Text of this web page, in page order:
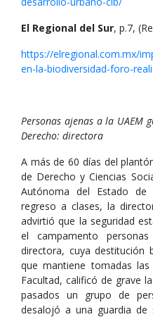
El Regional del Sur, p.7,
https://elregional.com.mx/
en-la-biodiversidad-foro-
Personas ajenas a la UAEM
Derecho: directora
A más de 60 días del
de Derecho y Ciencias
Autónoma del Estado de
regreso a clases, la
advirtió que la seguridad
el campamento
directora, cuya destitución
que mantiene tomadas
Facultad, calificó de grave
pasados un grupo de
desalojó a una guardia